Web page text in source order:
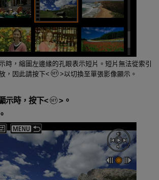
時，縮圖左邊緣的孔眼表示短片。短片無法從索引
，因此請按下
以切換至單張影像顯示。
示時，按下
。